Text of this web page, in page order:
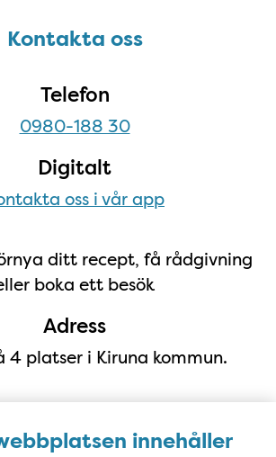
innehåller
Kontakta oss
Telefon
0980-188 30
Digitalt
oss i vår app
ditt recept, få rådgivning
boka ett besök
Adress
4 platser i Kiruna kommun.